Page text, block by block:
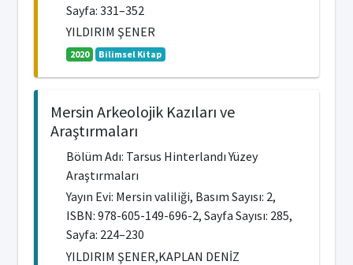
Sayfa: 331–352
YILDIRIM ŞENER
2020 Bilimsel Kitap
Mersin Arkeolojik Kazıları ve
Araştırmaları
Bölüm Adı: Tarsus Hinterlandı Yüzey
Araştırmaları
Yayın Evi: Mersin valiliği, Basım Sayısı: 2,
ISBN: 978-605-149-696-2, Sayfa Sayısı: 285,
Sayfa: 224–230
YILDIRIM ŞENER,KAPLAN DENİZ